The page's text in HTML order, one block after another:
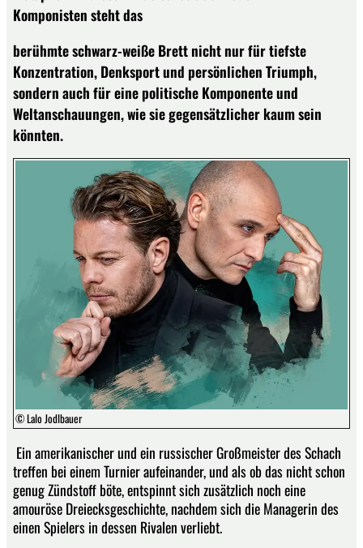
Komponisten steht das
berühmte schwarz-weiße Brett nicht nur für tiefste
Konzentration, Denksport und persönlichen Triumph,
sondern auch für eine politische Komponente und
Weltanschauungen, wie sie gegensätzlicher kaum sein
könnten.
© Lalo Jodlbauer
Ein amerikanischer und ein russischer Großmeister des Schach
treffen bei einem Turnier aufeinander, und als ob das nicht schon
genug Zündstoff böte, entspinnt sich zusätzlich noch eine
amouröse Dreiecksgeschichte, nachdem sich die Managerin des
einen Spielers in dessen Rivalen verliebt.